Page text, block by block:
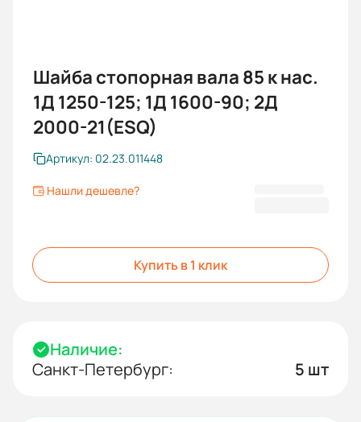
Шайба стопорная вала 85 к нас.
1Д 1250-125; 1Д 1600-90; 2Д
2000-21(ESQ)
Артикул: 02.23.011448
Нашли дешевле?
Купить в 1 клик
Наличие:
Санкт-Петербург:
5 шт